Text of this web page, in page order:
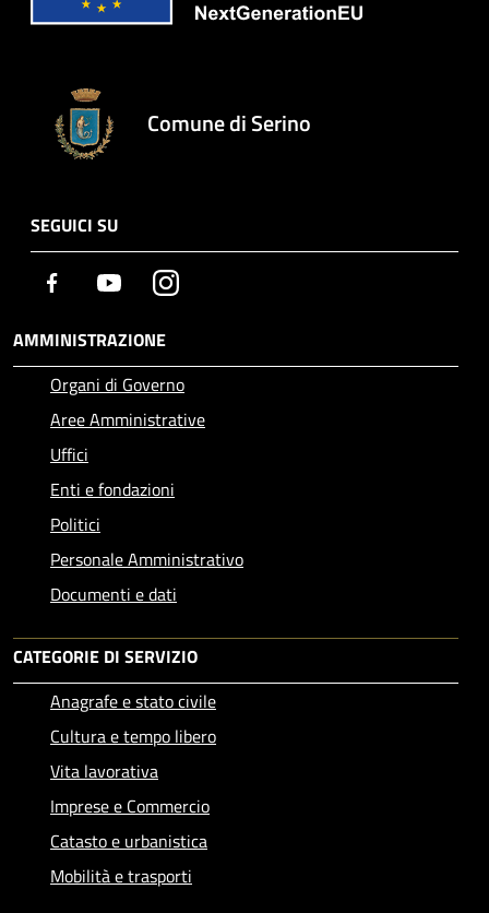
Comune di Serino
SEGUICI SU
Facebook YoutubeInstagram
AMMINISTRAZIONE
Organi di Governo
Aree Amministrative
Uffici
Enti e fondazioni
Politici
Personale Amministrativo
Documenti e dati
CATEGORIE DI SERVIZIO
Anagrafe e stato civile
Cultura e tempo libero
Vita lavorativa
Imprese e Commercio
Catasto e urbanistica
Mobilità e trasporti